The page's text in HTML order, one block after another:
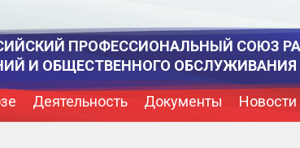
ПРОФЕССИОНАЛЬНЫЙ СОЮЗ
И ОБЩЕСТВЕННОГО
Деятельность Документы Новости